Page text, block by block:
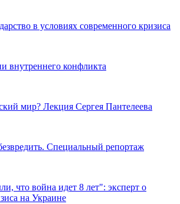
в условиях современного кризиса
внутреннего конфликта
мир? Лекция Сергея Пантелеева
Специальный репортаж
что война идет 8 лет": эксперт о
на Украине